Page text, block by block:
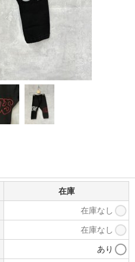
在庫
在庫なし
在庫なし
あり